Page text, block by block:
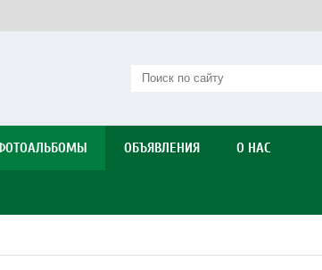
ОБЪЯВЛЕНИЯ О НАС